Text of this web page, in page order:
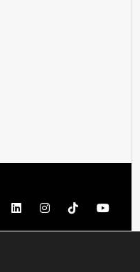
los derechos reservados